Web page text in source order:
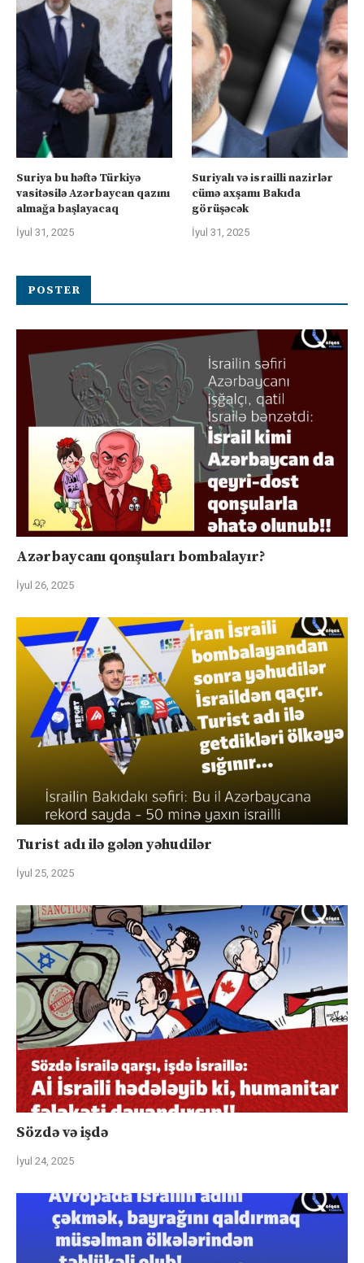
Suriya bu həftə Türkiyə
vasitəsilə Azərbaycan qazını
almağa başlayacaq
İyul 31, 2025
Suriyalı və israilli nazirlər
cümə axşamı Bakıda
görüşəcək
İyul 31, 2025
POSTER
Azərbaycanı qonşuları bombalayır?
İyul 26, 2025
Turist adı ilə gələn yəhudilər
İyul 25, 2025
Sözdə və işdə
İyul 24, 2025